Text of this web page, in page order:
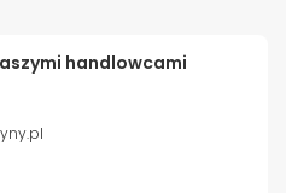
handlowcami